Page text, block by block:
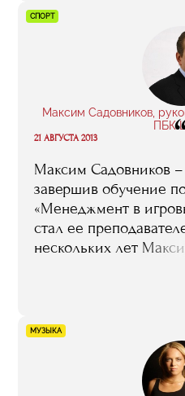
того, как должен
Принципы,
мы используем
СПОРТ
Максим Садовников,
ПБК
21 АВГУСТА 2013
Максим Садовников –
завершив обучение
«Менеджмент в
стал ее
нескольких лет
«Маркетинговая
клуба». Ниже вы
отчетом о занятии,
октябре 2007 года.
МУЗЫКА